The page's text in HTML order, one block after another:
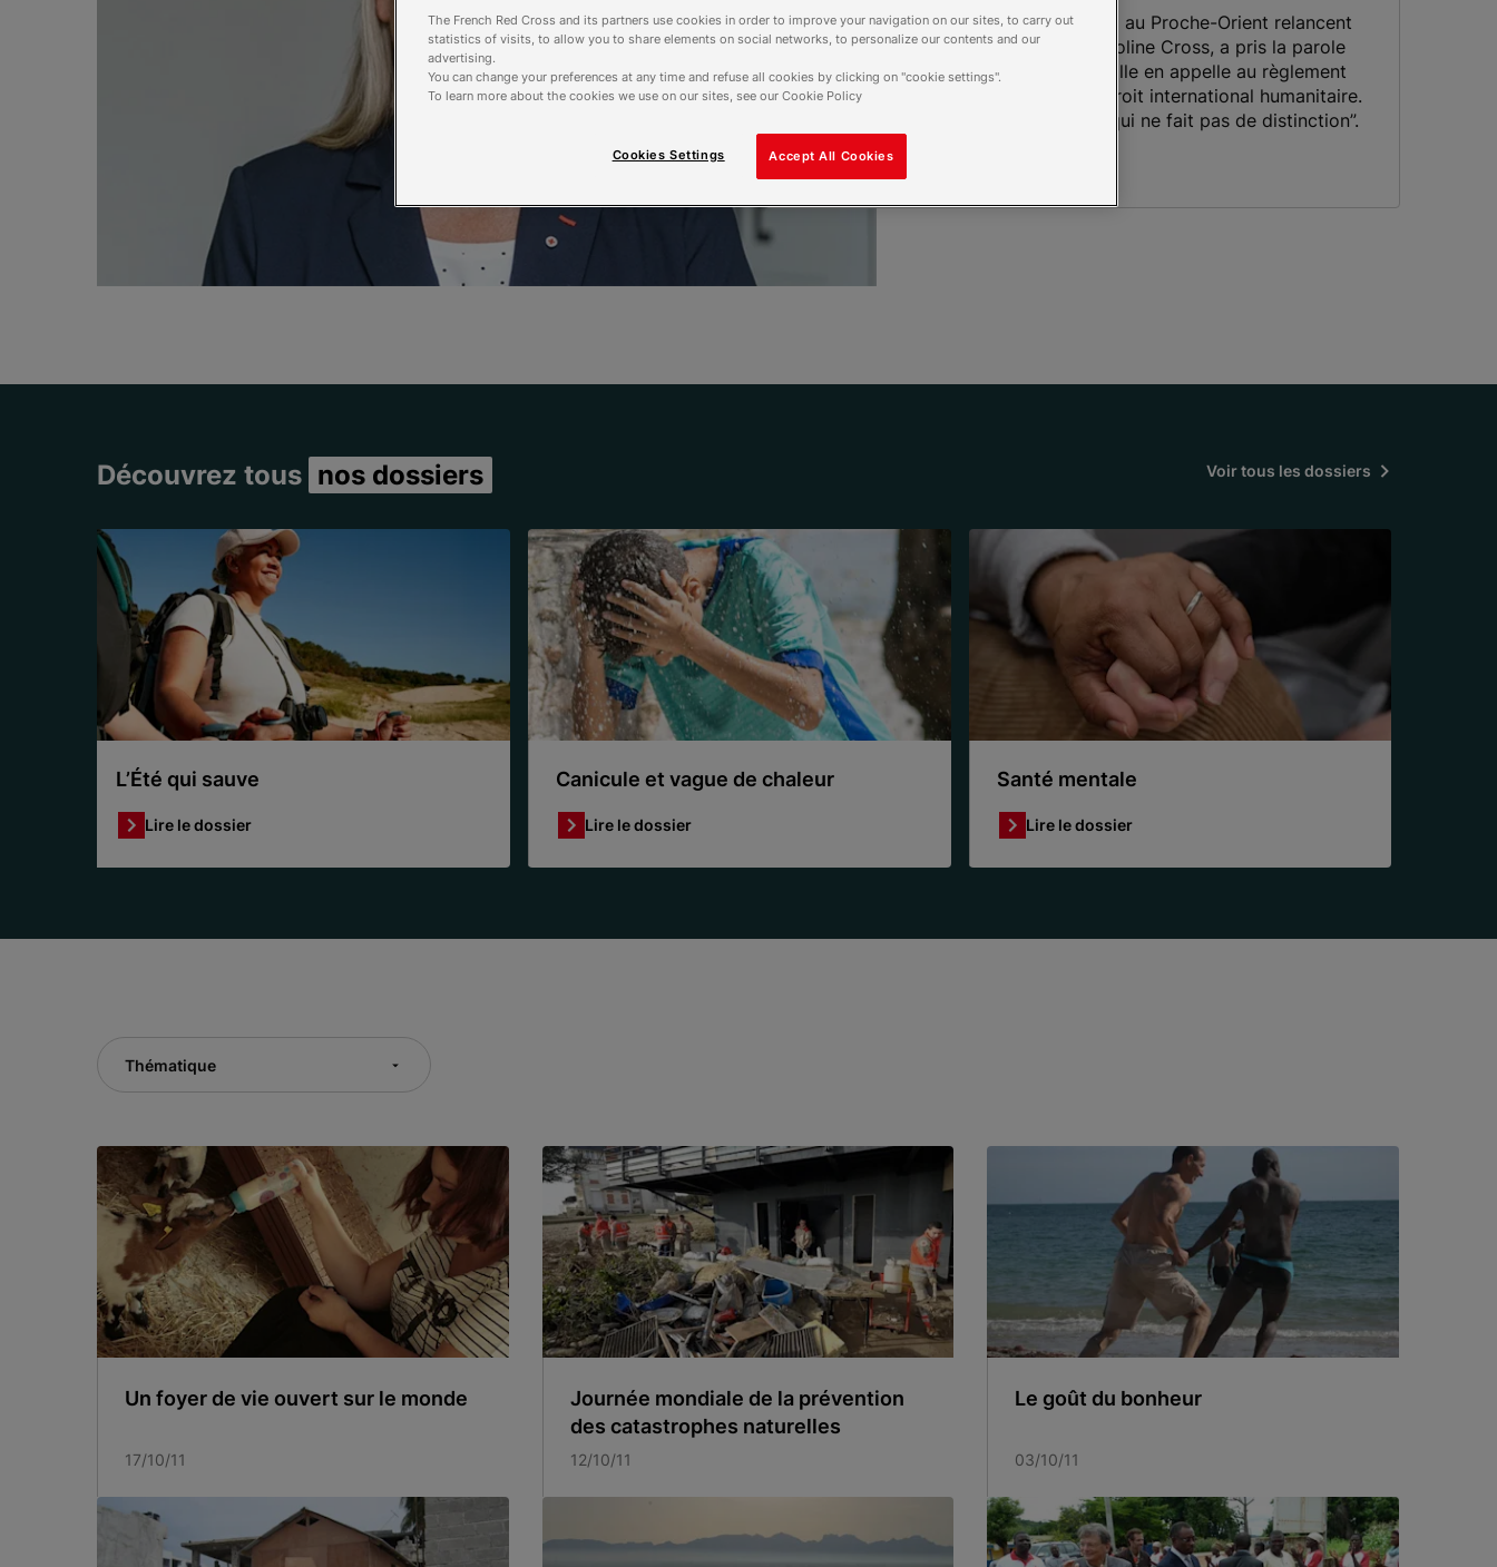
Alors que les négociations d’un accord au Proche-Orient relancent
tous les espoirs, notre présidente, Caroline Cross, a pris la parole
dans le journal La Tribune Dimanche. Elle en appelle au règlement
de ce conflit au plus vite au nom du Droit international humanitaire.
Au nom de l’humanité, “une humanité qui ne fait pas de distinction”.
6 octobre 2025
Découvrez tous nos dossiers Voir tous les dossiers
L’Été qui sauve
Lire le dossier
Canicule et vague de chaleur
Lire le dossier
Santé mentale
Lire le dossier
Thématique
Un foyer de vie ouvert sur le monde
17/10/11
Journée mondiale de la prévention
des catastrophes naturelles
12/10/11
Le goût du bonheur
03/10/11
The French Red Cross and its partners use cookies in order to improve your navigation on our sites, to carry out
statistics of visits, to allow you to share elements on social networks, to personalize our contents and our
advertising.
You can change your preferences at any time and refuse all cookies by clicking on "cookie settings".
To learn more about the cookies we use on our sites, see our Cookie Policy
Accept All Cookies
Cookies Settings